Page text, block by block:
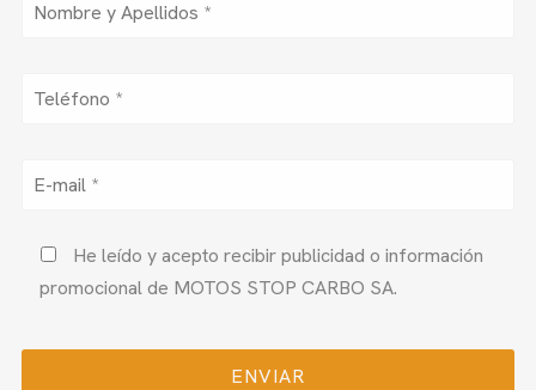
BLOG
Search
He leído y acepto recibir publicidad o información
promocional de MOTOS STOP CARBO SA.